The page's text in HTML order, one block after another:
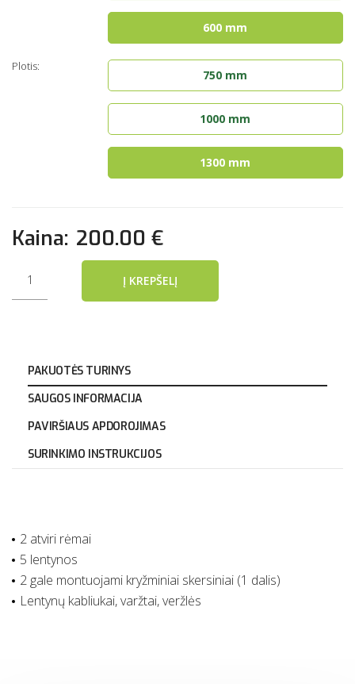
600 mm
Plotis:
750 mm
1000 mm
1300 mm
Kaina: 200.00 €
Į KREPŠELĮ
PAKUOTĖS TURINYS
SAUGOS INFORMACIJA
PAVIRŠIAUS APDOROJIMAS
SURINKIMO INSTRUKCIJOS
2 atviri rėmai
5 lentynos
2 gale montuojami kryžminiai skersiniai (1 dalis)
Lentynų kabliukai, varžtai, veržlės